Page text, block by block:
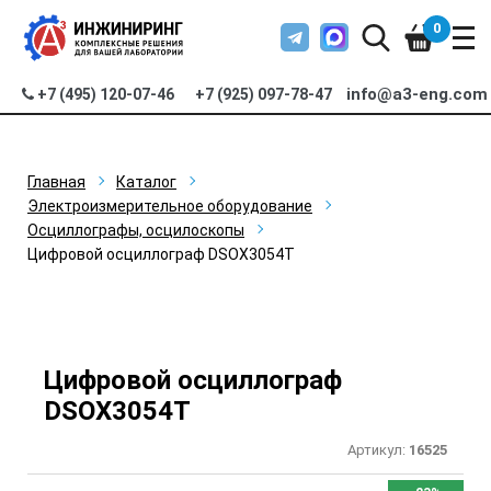
+7 (495) 120-07-46 +7 (925) 097-78-47 info@a3-eng.com
0
Главная
Каталог
Электроизмерительное оборудование
Осциллографы, осцилоскопы
Цифровой осциллограф DSOX3054T
Цифровой осциллограф
DSOX3054T
Артикул: 16525